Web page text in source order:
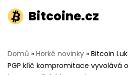
Přeskočit
obsah
Bitcoine.cz
Domů » Horké novinky » Bitcoin
PGP klíč kompromitace vyvolává